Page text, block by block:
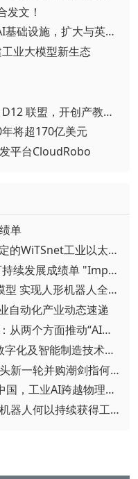
发文！
▪ ABB通过集成DSX Blueprint AI基础设施，扩大与英伟达的合作
业大模型新生态
▪ 重磅官宣！汇川技术联合发起 D12 联盟，开创产教融合新范式
将超170亿美元
平台CloudRobo
单
▪ 性能提升5至10倍 我国牵头制定的WiTSnet工业以太网国际标准正式发布
▪ 施耐德电气发布2026上半年可持续发展成绩单 "Impact 2030"路线图开局稳健
▪ 谷歌发布Gemini Robotics 2模型 实现人形机器人全身智能控制突破
自动化产业动态速递
▪ 汇川技术首次披露AI战略进展：从两个方面推动“AI业务化”落地
▪ 聚焦智造新机遇！2026 青岛数字化及智能制造技术论坛圆满落幕
▪ 相继宣布重磅收购，自动化巨头新一轮并购潮剑指何方？
▪ 西门子Eigen工程智能体落地中国，工业AI跨越物理世界“确定性”拐点
▪ 与哈金森达成战略合作，乐聚机器人何以持续获得工业巨头青睐？